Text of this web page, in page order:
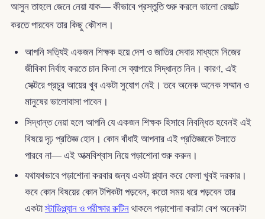
আসুন তাহলে জেনে নেয়া যাক— কীভাবে প্রস্তুতি শুরু করলে ভালো রেজাল্ট
করতে পারবেন তার কিছু কৌশল।
আপনি সত্যিই একজন শিক্ষক হয়ে দেশ ও জাতির সেবার মাধ্যমে নিজের
জীবিকা নির্বাহ করতে চান কিনা সে ব্যাপারে সিদ্ধান্ত নিন। কারণ, এই
সেক্টরে প্রচুর আয়ের খুব একটা সুযোগ নেই। তবে অনেক অনেক সম্মান ও
মানুষের ভালোবাসা পাবেন।
সিদ্ধান্ত নেয়া হলে আপনি যে একজন শিক্ষক হিসাবে নিবন্ধিত হবেনই এই
বিষয়ে দৃঢ় প্রতিজ্ঞ হোন। কোন বাঁধাই আপনার এই প্রতিজ্ঞাকে টলাতে
পারবে না— এই আত্মবিশ্বাস নিয়ে পড়াশোনা শুরু করুন।
যথাযথভাবে পড়াশোনা করবার জন্য একটা প্ল্যান করে ফেলা খুবই দরকার।
কবে কোন বিষয়ের কোন টপিকটা পড়বেন, কতো সময় ধরে পড়বেন তার
একটাস্টাডিপ্ল্যান ও পরীক্ষার রুটিনথাকলে পড়াশোনা করাটা বেশ অনেকটা